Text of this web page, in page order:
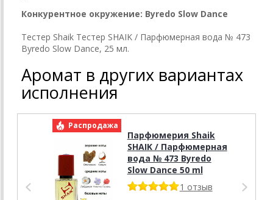
Конкурентное окружение: Byredo Slow Dance
Тестер Shaik Тестер SHAIK / Парфюмерная вода № 473
Byredo Slow Dance, 25 мл.
Аромат в других вариантах
исполнения
Распродажа
Парфюмерия Shaik
SHAIK / Парфюмерная
вода № 473 Byredo
Slow Dance 50 ml
1 отзыв